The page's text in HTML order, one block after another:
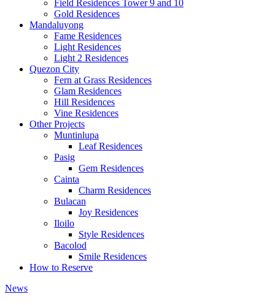
Field Residences Tower 9 and 10
Gold Residences
Mandaluyong
Fame Residences
Light Residences
Light 2 Residences
Quezon City
Fern at Grass Residences
Glam Residences
Hill Residences
Vine Residences
Other Projects
Muntinlupa
Leaf Residences
Pasig
Gem Residences
Cainta
Charm Residences
Bulacan
Joy Residences
Iloilo
Style Residences
Bacolod
Smile Residences
How to Reserve
News